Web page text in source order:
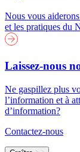
Nous vous
et les pratiques du
Laissez-nous
Ne gaspillez plus
l’information et à
d’information?
Contactez-nous